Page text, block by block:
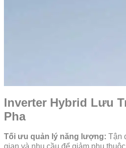
Inverter Hybrid Lưu
Pha
Tối ưu quản lý năng lượng: Tận